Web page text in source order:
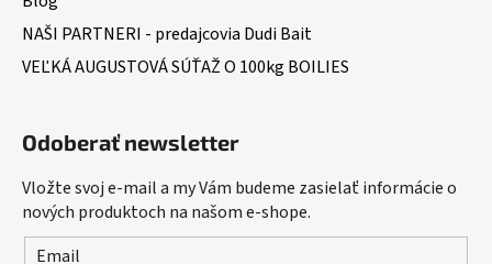
NAŠI PARTNERI - predajcovia Dudi Bait
VEĽKÁ AUGUSTOVÁ SÚŤAŽ O 100kg BOILIES
Odoberať newsletter
Vložte svoj e-mail a my Vám budeme zasielať informácie o
nových produktoch na našom e-shope.
Email